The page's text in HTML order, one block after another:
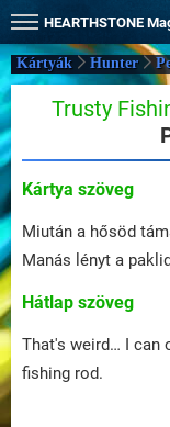
HEARTHSTONE
Kártyák Hunter
Trusty
Kártya szöveg
Miután a hősöd
Manás lényt a
Hátlap szöveg
That's weird… I can
fishing rod.